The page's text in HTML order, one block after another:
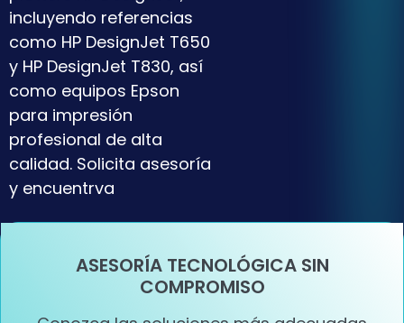
incluyendo referencias
como HP DesignJet T650
y HP DesignJet T830, así
como equipos Epson
para impresión
profesional de alta
calidad. Solicita asesoría
y encuentrva
ASESORÍA TECNOLÓGICA SIN
COMPROMISO